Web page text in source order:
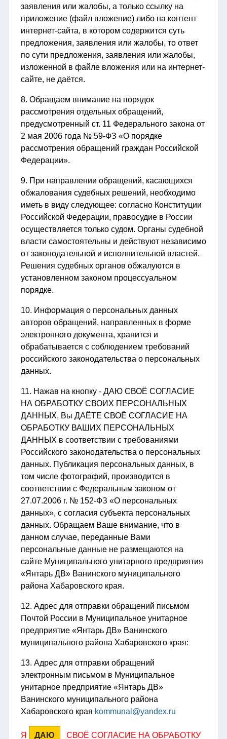
заявления или жалобы, а только ссылку на
приложение (файл вложение) либо на контент
интернет-сайта, в котором содержится суть
предложения, заявления или жалобы, то ответ
по сути предложения, заявления или жалобы,
изложенной в файле вложения или на интернет-
сайте, не даётся.
8. Обращаем внимание на порядок
рассмотрения отдельных обращений,
предусмотренный ст. 11 Федерального закона от
2 мая 2006 года № 59-ФЗ «О порядке
рассмотрения обращений граждан Российской
Федерации».
9. При направлении обращений, касающихся
обжалования судебных решений, необходимо
иметь в виду следующее: согласно Конституции
Российской Федерации, правосудие в России
осуществляется только судом. Органы судебной
власти самостоятельны и действуют независимо
от законодательной и исполнительной властей.
Решения судебных органов обжалуются в
установленном законом процессуальном
порядке.
10. Информация о персональных данных
авторов обращений, направленных в форме
электронного документа, хранится и
обрабатывается с соблюдением требований
российского законодательства о персональных
данных.
11. Нажав на кнопку - ДАЮ СВОЁ СОГЛАСИЕ
НА ОБРАБОТКУ СВОИХ ПЕРСОНАЛЬНЫХ
ДАННЫХ, Вы ДАЁТЕ СВОЁ СОГЛАСИЕ НА
ОБРАБОТКУ ВАШИХ ПЕРСОНАЛЬНЫХ
ДАННЫХ в соответствии с требованиями
Российского законодательства о персональных
данных. Публикация персональных данных, в
том числе фотографий, производится в
соответствии с Федеральным законом от
27.07.2006 г. № 152-ФЗ «О персональных
данных», с согласия субъекта персональных
данных. Обращаем Ваше внимание, что в
данном случае, переданные Вами
персональные данные не размещаются на
сайте Муниципального унитарного предприятия
«Янтарь ДВ» Ванинского муниципального
района Хабаровского края.
12. Адрес для отправки обращений письмом
Почтой России в Муниципальное унитарное
предприятие «Янтарь ДВ» Ванинского
муниципального района Хабаровского края:
13. Адрес для отправки обращений
электронным письмом в Муниципальное
унитарное предприятие «Янтарь ДВ»
Ванинского муниципального района
Хабаровского края kommunal@yandex.ru
Я ДАЮ СВОЁ СОГЛАСИЕ НА ОБРАБОТКУ